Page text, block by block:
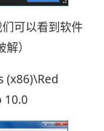
可以看到软件
）
(x86)\Red
10.0